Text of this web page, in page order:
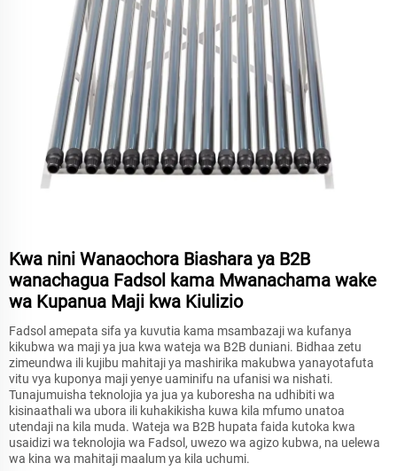
Kwa nini Wanaochora Biashara ya B2B
wanachagua Fadsol kama Mwanachama wake
wa Kupanua Maji kwa Kiulizio
Fadsol amepata sifa ya kuvutia kama msambazaji wa kufanya
kikubwa wa maji ya jua kwa wateja wa B2B duniani. Bidhaa zetu
zimeundwa ili kujibu mahitaji ya mashirika makubwa yanayotafuta
vitu vya kuponya maji yenye uaminifu na ufanisi wa nishati.
Tunajumuisha teknolojia ya jua ya kuboresha na udhibiti wa
kisinaathali wa ubora ili kuhakikisha kuwa kila mfumo unatoa
utendaji na kila muda. Wateja wa B2B hupata faida kutoka kwa
usaidizi wa teknolojia wa Fadsol, uwezo wa agizo kubwa, na uelewa
wa kina wa mahitaji maalum ya kila uchumi.